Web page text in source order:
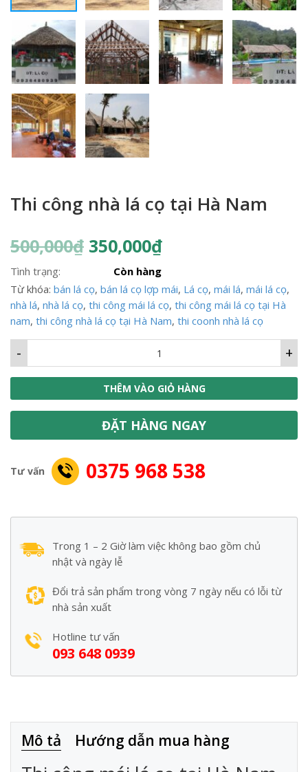
Thi công nhà lá cọ tại Hà Nam
500,000₫ 350,000₫
Tình trạng:
Còn hàng
Từ khóa: bán lá cọ, bán lá cọ lợp mái, Lá cọ, mái lá, mái lá cọ,
nhà lá, nhà lá cọ, thi công mái lá cọ, thi công mái lá cọ tại Hà
nam, thi công nhà lá cọ tại Hà Nam, thi coonh nhà lá cọ
+
-
THÊM VÀO GIỎ HÀNG
ĐẶT HÀNG NGAY
Tư vấn 0375 968 538
Trong 1 – 2 Giờ làm việc không bao gồm chủ
nhật và ngày lễ
Đổi trả sản phẩm trong vòng 7 ngày nếu có lỗi từ
nhà sản xuất
Hotline tư vấn
093 648 0939
Mô tả Hướng dẫn mua hàng